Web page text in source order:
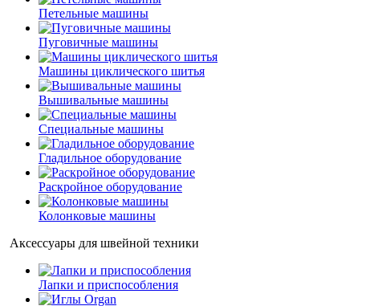
Петельные машины
Пуговичные машины
Машины циклического шитья
Вышивальные машины
Специальные машины
Гладильное оборудование
Раскройное оборудование
Колонковые машины
Аксессуары для швейной техники
Лапки и приспособления